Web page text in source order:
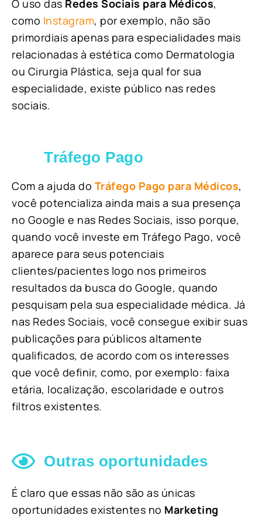
O uso das Redes Sociais para Médicos,
como Instagram, por exemplo, não são
primordiais apenas para especialidades mais
relacionadas à estética como Dermatologia
ou Cirurgia Plástica, seja qual for sua
especialidade, existe público nas redes
sociais.
Tráfego Pago
Com a ajuda do Tráfego Pago para Médicos,
você potencializa ainda mais a sua presença
no Google e nas Redes Sociais, isso porque,
quando você investe em Tráfego Pago, você
aparece para seus potenciais
clientes/pacientes logo nos primeiros
resultados da busca do Google, quando
pesquisam pela sua especialidade médica. Já
nas Redes Sociais, você consegue exibir suas
publicações para públicos altamente
qualificados, de acordo com os interesses
que você definir, como, por exemplo: faixa
etária, localização, escolaridade e outros
filtros existentes.
Outras oportunidades
É claro que essas não são as únicas
oportunidades existentes no Marketing